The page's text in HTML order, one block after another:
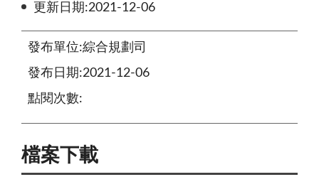
更新日期:2021-12-06
發布單位:綜合規劃司
發布日期:2021-12-06
點閱次數:
檔案下載